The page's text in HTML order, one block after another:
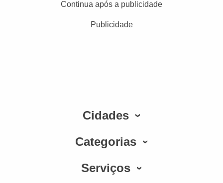
Continua após a publicidade
Publicidade
Cidades
Categorias
Serviços